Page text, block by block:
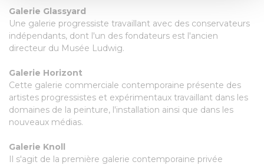
We use cookies to personalise content and ads, to
provide social media features and to analyse our traffic.
We also share information about your use of our site with
may combine it with other information that you’ve
provided to them or that they’ve collected from your use
of their services.
Galerie Glassyard
Une galerie progressiste travaillant avec des conservateurs
indépendants, dont l'un des fondateurs est l'ancien
directeur du Musée Ludwig.
Galerie Horizont
Cette galerie commerciale contemporaine présente des
artistes progressistes et expérimentaux travaillant dans les
domaines de la peinture, l'installation ainsi que dans les
nouveaux médias.
Galerie Knoll
Il s'agit de la première galerie contemporaine privée